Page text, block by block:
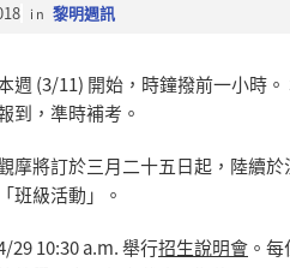
in 黎明週訊
週 (3/11) 開始，時鐘撥前一小時
到，準時補考。
摩將訂於三月二十五日起，陸續
班級活動」。
29 10:30 a.m. 舉行招生說明會 。